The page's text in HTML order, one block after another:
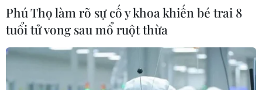
Phú Thọ làm rõ sự cố y khoa khiến bé trai 8
tuổi tử vong sau mổ ruột thừa